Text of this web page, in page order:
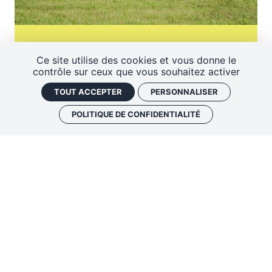
Ce site utilise des cookies et vous donne le
contrôle sur ceux que vous souhaitez activer
TOUT ACCEPTER PERSONNALISER
POLITIQUE DE CONFIDENTIALITÉ
04JUIN
JUIN
18:00
FESTIVAL CHINON EN JAZZ
La Cérémoniale